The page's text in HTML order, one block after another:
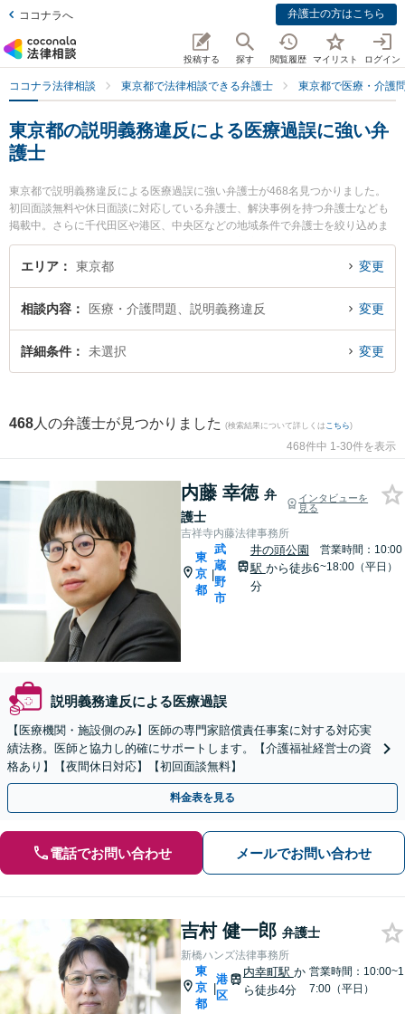
ココナラへ 弁護士の方はこちら
投稿する 探す 閲覧履歴 マイリスト ログイン
ココナラ法律相談 東京都で法律相談できる弁護士 東京都で医療・介護
東京都の説明義務違反による医療過誤に強い弁
護士
東京都で説明義務違反による医療過誤に強い弁護士が468名見つかりました。
初回面談無料や休日面談に対応している弁護士、解決事例を持つ弁護士なども
掲載中。さらに千代田区や港区、中央区などの地域条件で弁護士を絞り込めま
す。医療・介護問題に関係する歯科治療ミスや美容整形のトラブル、産婦人科
の訴訟等の細かな分野での絞り込み検索もでき便利です。特に吉祥寺内藤法律
目されています。『東京都で土日や夜間に発生した説明義務違反による医療過
誤のトラブルを今すぐに弁護士に相談したい』『説明義務違反による医療過誤
のトラブル解決の実績豊富な近くの弁護士を検索したい』『初回相談無料で説
エリア 東京都 変更
相談内容 医療・介護問題、説明義務違反 変更
詳細条件 未選択 変更
468 人の弁護士が見つかりました (検索結果について詳しくは こちら)
468件中 1-30件を表示
内藤 幸徳 弁
護士
インタビューを
見る
吉祥寺内藤法律事務所
東
京
都
|
武
蔵
野
市
井の頭公園
駅 から徒歩6
分
営業時間：10:00
~18:00（平日）
説明義務違反による医療過誤
【医療機関・施設側のみ】医師の専門家賠償責任事案に対する対応実
績法務。医師と協力し的確にサポートします。【介護福祉経営士の資
格あり】【夜間休日対応】【初回面談無料】
料金表を見る
電話でお問い合わせ メールでお問い合わせ
吉村 健一郎 弁護士
新橋ハンズ法律事務所
東
京
都
|
港
区
内幸町駅 か
ら徒歩4分
営業時間：10:00~1
7:00（平日）